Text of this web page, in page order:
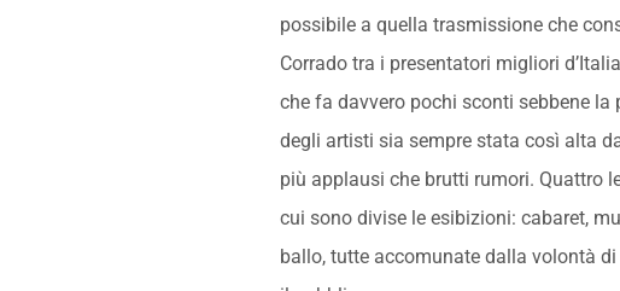
possibile a quella trasmissione che
Corrado tra i presentatori migliori
che fa davvero pochi sconti sebbene la
degli artisti sia sempre stata così alta
più applausi che brutti rumori. Quattro
cui sono divise le esibizioni: cabaret,
ballo, tutte accomunate dalla volontà